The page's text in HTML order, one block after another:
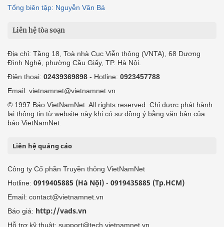
Tổng biên tập: Nguyễn Văn Bá
Liên hệ tòa soạn
Địa chỉ: Tầng 18, Toà nhà Cục Viễn thông (VNTA), 68 Dương
Đình Nghệ, phường Cầu Giấy, TP. Hà Nội.
Điện thoại: 02439369898 - Hotline: 0923457788
Email: vietnamnet@vietnamnet.vn
© 1997 Báo VietNamNet. All rights reserved. Chỉ được phát hành
lại thông tin từ website này khi có sự đồng ý bằng văn bản của
báo VietNamNet.
Liên hệ quảng cáo
Công ty Cổ phần Truyền thông VietNamNet
Hotline: 0919405885 (Hà Nội) - 0919435885 (Tp.HCM)
Email: contact@vietnamnet.vn
Báo giá: http://vads.vn
Hỗ trợ kỹ thuật: support@tech.vietnamnet.vn